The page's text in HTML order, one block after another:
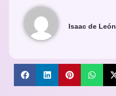
Isaac de León